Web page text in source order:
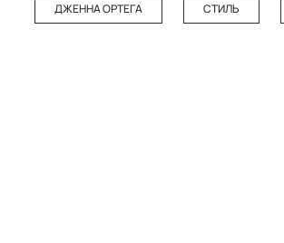
ДЖЕННА ОРТЕГА СТИЛЬ